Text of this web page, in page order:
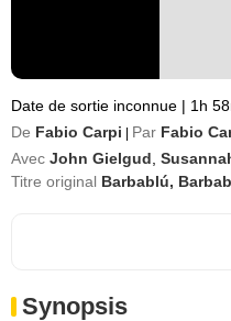
Date de sortie inconnue | 1h
De Fabio Carpi Par Fabio
Avec John Gielgud
Titre original Barbablú,
Synopsis